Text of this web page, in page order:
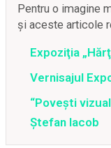
Pentru o imagine
și aceste articole
Expoziţia
Vernisajul
“Povești
Ștefan Iacob